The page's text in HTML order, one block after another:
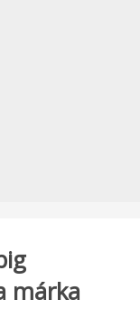
márka